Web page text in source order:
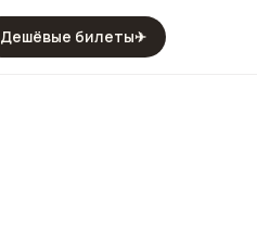
Дешёвые билеты✈